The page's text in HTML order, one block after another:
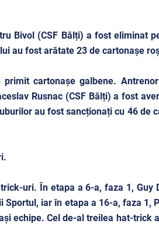
Bivol (CSF Bălți) a fost eliminat
au fost arătate 23 de cartonașe
cartonașe galbene.
Rusnac (CSF Bălți) a fost
au fost sancționați cu 46 de
uri. În etapa a 6-a, faza 1, Guy
iar în etapa a 16-a, faza 1,
echipe. Cel de-al treilea hat-trick